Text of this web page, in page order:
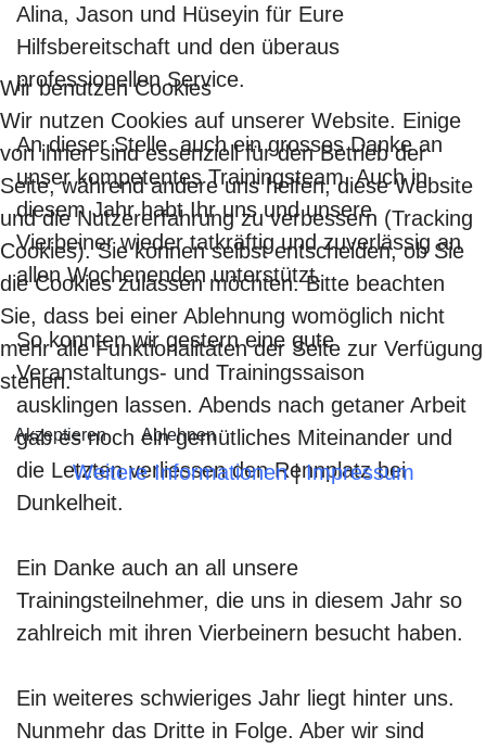
Alina, Jason und Hüseyin für Eure
Hilfsbereitschaft und den überaus
professionellen Service.
An dieser Stelle, auch ein grosses Danke an
unser kompetentes Trainingsteam. Auch in
diesem Jahr habt Ihr uns und unsere
Vierbeiner wieder tatkräftig und zuverlässig an
allen Wochenenden unterstützt.
So konnten wir gestern eine gute
Veranstaltungs- und Trainingssaison
ausklingen lassen. Abends nach getaner Arbeit
gab es noch ein gemütliches Miteinander und
die Letzten verliessen den Rennplatz bei
Dunkelheit.
Ein Danke auch an all unsere
Trainingsteilnehmer, die uns in diesem Jahr so
zahlreich mit ihren Vierbeinern besucht haben.
Ein weiteres schwieriges Jahr liegt hinter uns.
Nunmehr das Dritte in Folge. Aber wir sind
Wir benutzen Cookies
Wir nutzen Cookies auf unserer Website. Einige
von ihnen sind essenziell für den Betrieb der
Seite, während andere uns helfen, diese Website
und die Nutzererfahrung zu verbessern (Tracking
Cookies). Sie können selbst entscheiden, ob Sie
die Cookies zulassen möchten. Bitte beachten
Sie, dass bei einer Ablehnung womöglich nicht
mehr alle Funktionalitäten der Seite zur Verfügung
stehen.
Akzeptieren Ablehnen
Weitere Informationen|Impressum